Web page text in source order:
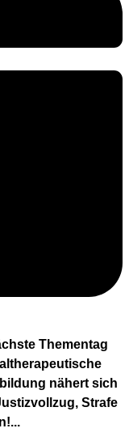
Thementag
nähert sich
Strafe